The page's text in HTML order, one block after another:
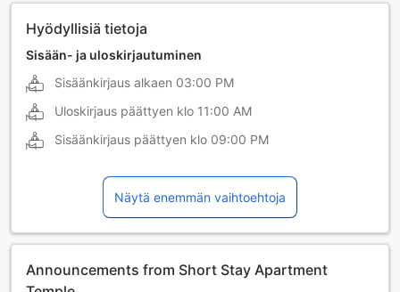
Hyödyllisiä tietoja
Sisään- ja uloskirjautuminen
Sisäänkirjaus alkaen 03:00 PM
Uloskirjaus päättyen klo 11:00 AM
Sisäänkirjaus päättyen klo 09:00 PM
Näytä enemmän vaihtoehtoja
Announcements from Short Stay Apartment